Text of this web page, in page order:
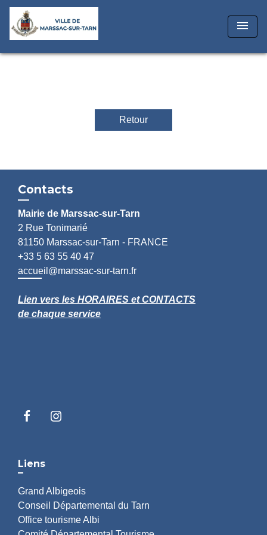
menu
Retour
Contacts
Mairie de Marssac-sur-Tarn
2 Rue Tonimarié
81150 Marssac-sur-Tarn - FRANCE
+33 5 63 55 40 47
accueil@marssac-sur-tarn.fr
Lien vers les HORAIRES et CONTACTS
de chaque service
Liens
Grand Albigeois
Conseil Départemental du Tarn
Office tourisme Albi